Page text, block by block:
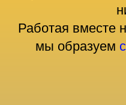
Работая вместе
мы образуем